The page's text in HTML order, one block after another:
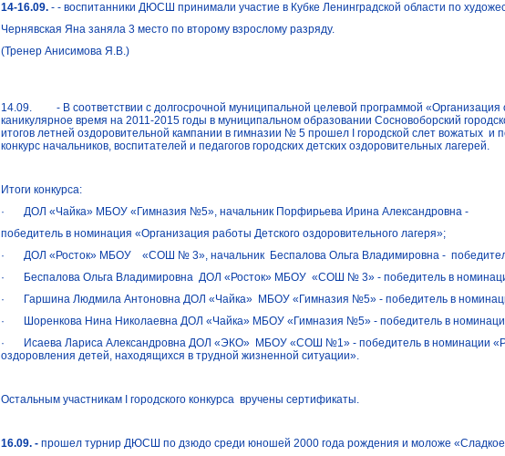
14-16.09. - - воспитанники ДЮСШ принимали участие в Кубке Ленинградской области по
Чернявская Яна заняла 3 место по второму взрослому разряду.
(Тренер Анисимова Я.В.)
14.09. - В соответствии с долгосрочной муниципальной целевой программой «Организация
каникулярное время на 2011-2015 годы в муниципальном образовании Сосновоборский
итогов летней оздоровительной кампании в гимназии № 5 прошел I городской слет вожатых и
конкурс начальников, воспитателей и педагогов городских детских оздоровительных лагерей.
Итоги конкурса:
·
ДОЛ «Чайка» МБОУ «Гимназия №5», начальник Порфирьева Ирина Александровна -
победитель в номинация «Организация работы Детского оздоровительного лагеря»;
·
ДОЛ «Росток» МБОУ «СОШ № 3», начальник Беспалова Ольга Владимировна -
·
Беспалова Ольга Владимировна ДОЛ «Росток» МБОУ «СОШ № 3» - победитель в
·
Гаршина Людмила Антоновна ДОЛ «Чайка» МБОУ «Гимназия №5» - победитель в
·
Шоренкова Нина Николаевна ДОЛ «Чайка» МБОУ «Гимназия №5» - победитель в
·
Исаева Лариса Александровна ДОЛ «ЭКО» МБОУ «СОШ №1» - победитель в номинации
оздоровления детей, находящихся в трудной жизненной ситуации».
Остальным участникам городского конкурса вручены сертификаты.
16.09. - прошел турнир ДЮСШ по дзюдо среди юношей 2000 года рождения и моложе